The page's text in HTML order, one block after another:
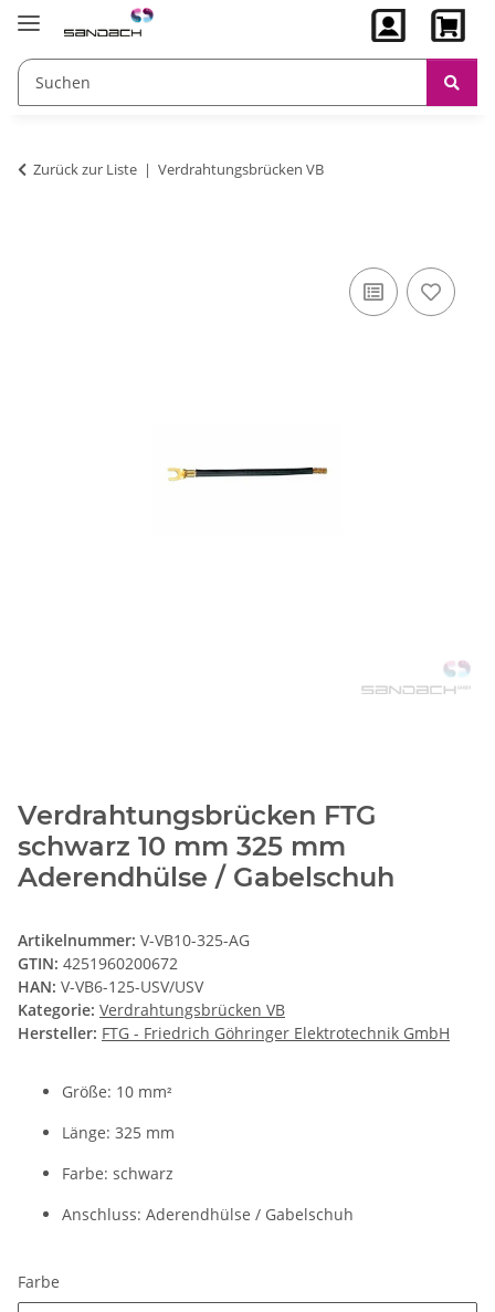
Zurück zur Liste Verdrahtungsbrücken VB
Verdrahtungsbrücken FTG
schwarz 10 mm 325 mm
Aderendhülse / Gabelschuh
Artikelnummer: V-VB10-325-AG
GTIN: 4251960200672
HAN: V-VB6-125-USV/USV
Kategorie: Verdrahtungsbrücken VB
Hersteller: FTG - Friedrich Göhringer Elektrotechnik GmbH
Größe: 10 mm²
Länge: 325 mm
Farbe: schwarz
Anschluss: Aderendhülse / Gabelschuh
Farbe